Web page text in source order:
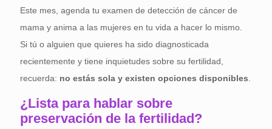
Este mes, agenda tu examen de detección de cáncer de
mama y anima a las mujeres en tu vida a hacer lo mismo.
Si tú o alguien que quieres ha sido diagnosticada
recientemente y tiene inquietudes sobre su fertilidad,
recuerda: no estás sola y existen opciones disponibles.
¿Lista para hablar sobre
preservación de la fertilidad?